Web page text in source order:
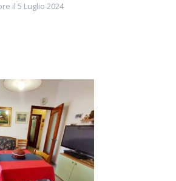
il 5 Luglio 2024